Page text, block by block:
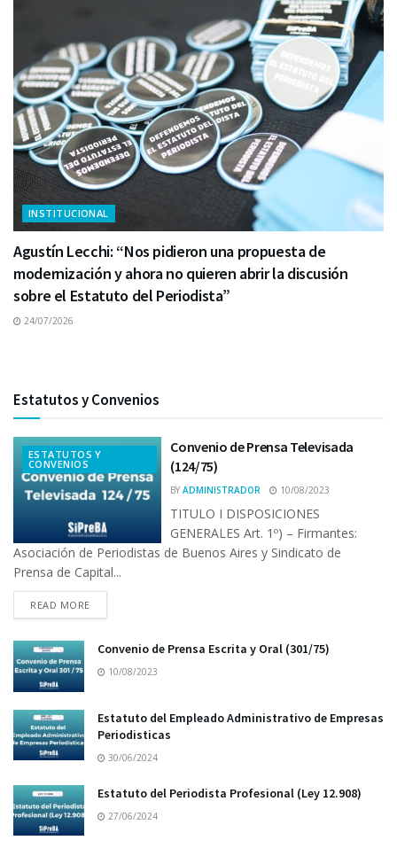
INSTITUCIONAL
Agustín Lecchi: “Nos pidieron una propuesta de
modernización y ahora no quieren abrir la discusión
sobre el Estatuto del Periodista”
24/07/2026
Estatutos y Convenios
ESTATUTOS Y
CONVENIOS
Convenio de Prensa Televisada
(124/75)
BY ADMINISTRADOR 10/08/2023
TITULO I DISPOSICIONES
GENERALES Art. 1º) – Firmantes:
Asociación de Periodistas de Buenos Aires y Sindicato de
Prensa de Capital...
READ MORE
Convenio de Prensa Escrita y Oral (301/75)
10/08/2023
Estatuto del Empleado Administrativo de Empresas
Periodisticas
30/06/2024
Estatuto del Periodista Profesional (Ley 12.908)
27/06/2024